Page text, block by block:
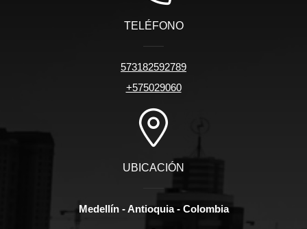
TELÉFONO
573182592789
+575029060
UBICACIÓN
Medellín - Antioquia - Colombia